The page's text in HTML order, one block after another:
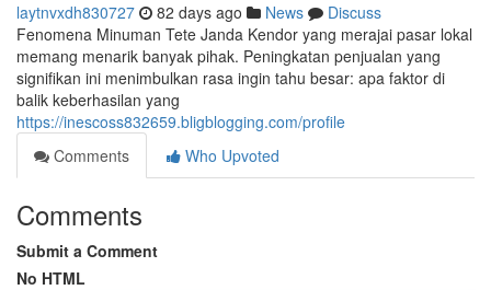
laytnvxdh830727 82 days ago News
Discuss
Fenomena Minuman Tete Janda Kendor yang merajai pasar lokal
memang menarik banyak pihak. Peningkatan penjualan yang
signifikan ini menimbulkan rasa ingin tahu besar: apa faktor di
balik keberhasilan yang
https://inescoss832659.bligblogging.com/profile
Comments
Who Upvoted
Comments
Submit a Comment
No HTML